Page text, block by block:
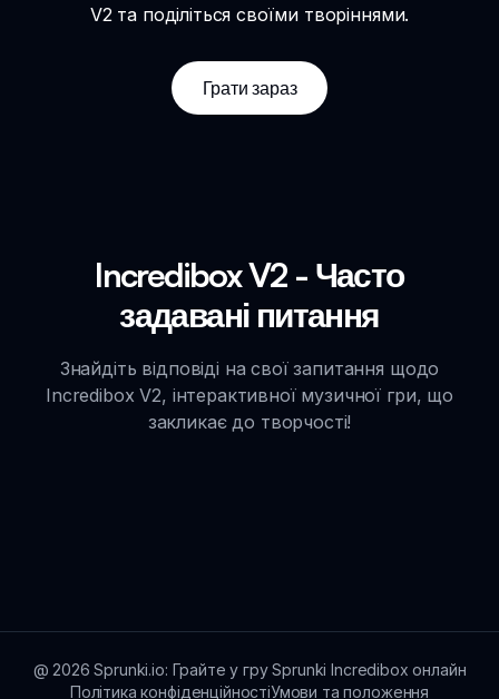
V2 та поділіться своїми творіннями.
Грати зараз
Incredibox V2 - Часто
задавані питання
Знайдіть відповіді на свої запитання щодо
Incredibox V2, інтерактивної музичної гри, що
закликає до творчості!
@ 2026 Sprunki.io: Грайте у гру Sprunki Incredibox онлайн
Політика конфіденційностіУмови та положення